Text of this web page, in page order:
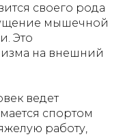
своего рода
мышечной
Это
на внешний
ведет
спортом
работу,